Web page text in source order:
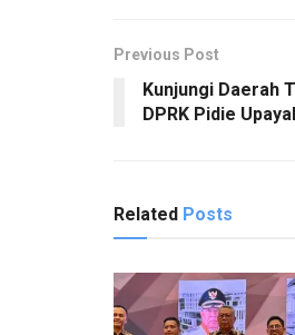
Previous Post
Kunjungi Daerah
DPRK Pidie
Related Posts